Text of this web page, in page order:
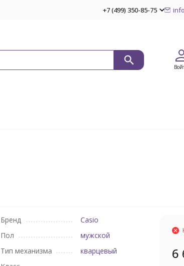
+7 (499) 350-85-75
Бренд
Casio
Пол
мужской
Тип механизма
кварцевый
6